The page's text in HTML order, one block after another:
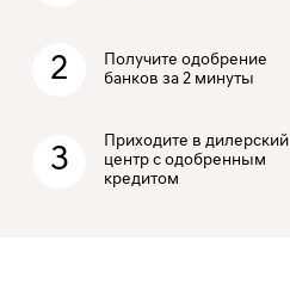
2
Получите одобрение
банков за 2 минуты
3
Приходите в дилерский
центр с одобренным
кредитом